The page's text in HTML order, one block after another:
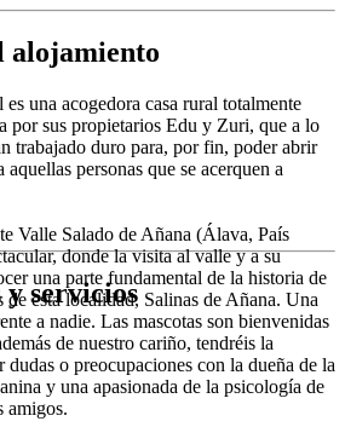
alojamiento
una acogedora casa rural totalmente
por sus propietarios Edu y Zuri, que a lo
trabajado duro para, por fin, poder abrir
aquellas personas que se acerquen a
Valle Salado de Añana (Álava, País
donde la visita al valle y a su
una parte fundamental de la historia de
esta localidad, Salinas de Añana. Una
a nadie. Las mascotas son bienvenidas
de nuestro cariño, tendréis la
o preocupaciones con la dueña de la
y una apasionada de la psicología de
amigos.
servicios